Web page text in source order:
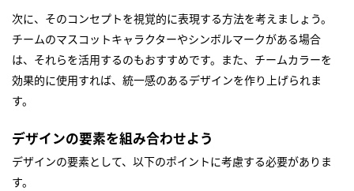
次に、そのコンセプトを視覚的に表現する方法を考えましょう。
チームのマスコットキャラクターやシンボルマークがある場合
は、それらを活用するのもおすすめです。また、チームカラーを
効果的に使用すれば、統一感のあるデザインを作り上げられま
す。
デザインの要素を組み合わせよう
デザインの要素として、以下のポイントに考慮する必要がありま
す。